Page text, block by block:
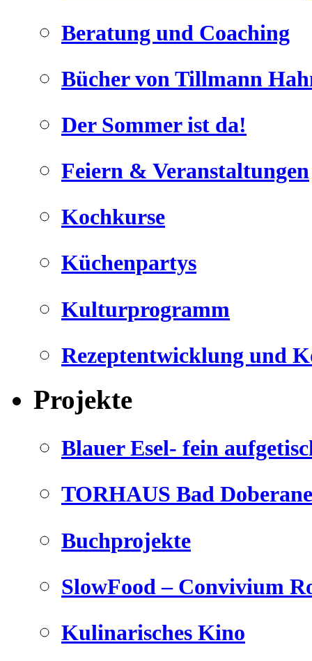
Beratung und Coaching
Bücher von Tillmann
Der Sommer ist da!
Feiern & Veranstaltungen
Kochkurse
Küchenpartys
Kulturprogramm
Rezeptentwicklung und
Projekte
Blauer Esel- fein
TORHAUS Bad
Buchprojekte
SlowFood – Convivium
Kulinarisches Kino